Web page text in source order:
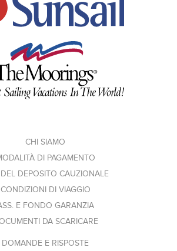
CHI SIAMO
DI PAGAMENTO
DEPOSITO CAUZIONALE
CONDIZIONI DI VIAGGIO
E FONDO GARANZIA
DA SCARICARE
DOMANDE E RISPOSTE